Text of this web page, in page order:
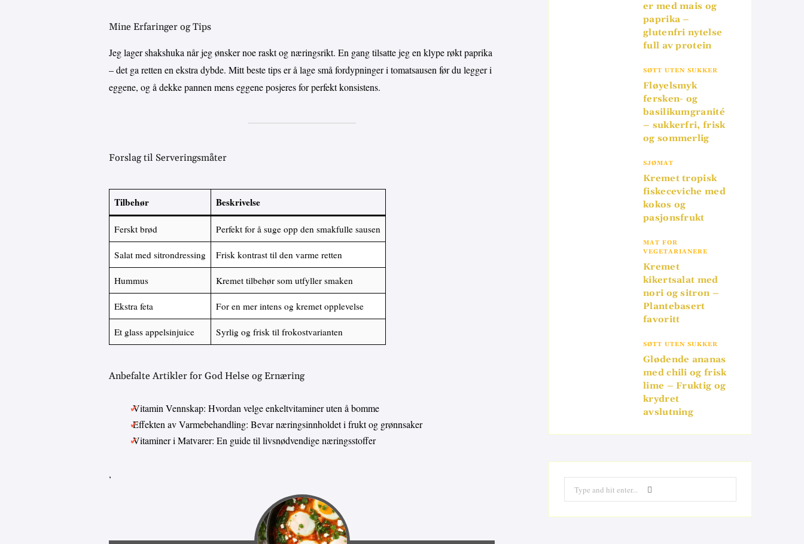
Mine Erfaringer og Tips
Jeg lager shakshuka når jeg ønsker noe raskt og næringsrikt. En gang tilsatte jeg en klype røkt paprika
– det ga retten en ekstra dybde. Mitt beste tips er å lage små fordypninger i tomatsausen før du legger i
eggene, og å dekke pannen mens eggene posjeres for perfekt konsistens.
Forslag til Serveringsmåter
Tilbehør Beskrivelse
Ferskt brød Perfekt for å suge opp den smakfulle sausen
Salat med sitrondressing Frisk kontrast til den varme retten
Hummus Kremet tilbehør som utfyller smaken
Ekstra feta For en mer intens og kremet opplevelse
Et glass appelsinjuice Syrlig og frisk til frokostvarianten
Anbefalte Artikler for God Helse og Ernæring
Vitamin Vennskap: Hvordan velge enkeltvitaminer uten å bomme
Effekten av Varmebehandling: Bevar næringsinnholdet i frukt og grønnsaker
Vitaminer i Matvarer: En guide til livsnødvendige næringsstoffer
,
er med mais og
paprika –
glutenfri nytelse
full av protein
SØTT UTEN SUKKER
Fløyelsmyk
fersken- og
basilikumgranité
– sukkerfri, frisk
og sommerlig
SJØMAT
Kremet tropisk
fiskeceviche med
kokos og
pasjonsfrukt
MAT FOR
VEGETARIANERE
Kremet
kikertsalat med
nori og sitron –
Plantebasert
favoritt
SØTT UTEN SUKKER
Glødende ananas
med chili og frisk
lime – Fruktig og
krydret
avslutning
for: